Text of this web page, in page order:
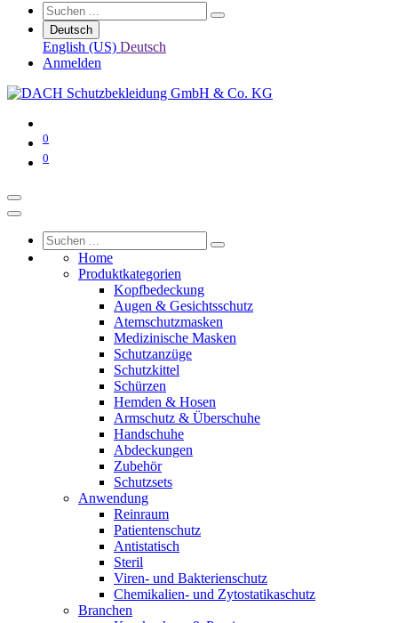
Deutsch
English (US) Deutsch
Anmelden
0
0
Home
Produktkategorien
Kopfbedeckung
Augen & Gesichtsschutz
Atemschutzmasken
Medizinische Masken
Schutzanzüge
Schutzkittel
Schürzen
Hemden & Hosen
Armschutz & Überschuhe
Handschuhe
Abdeckungen
Zubehör
Schutzsets
Anwendung
Reinraum
Patientenschutz
Antistatisch
Steril
Viren- und Bakterienschutz
Chemikalien- und Zytostatikaschutz
Branchen